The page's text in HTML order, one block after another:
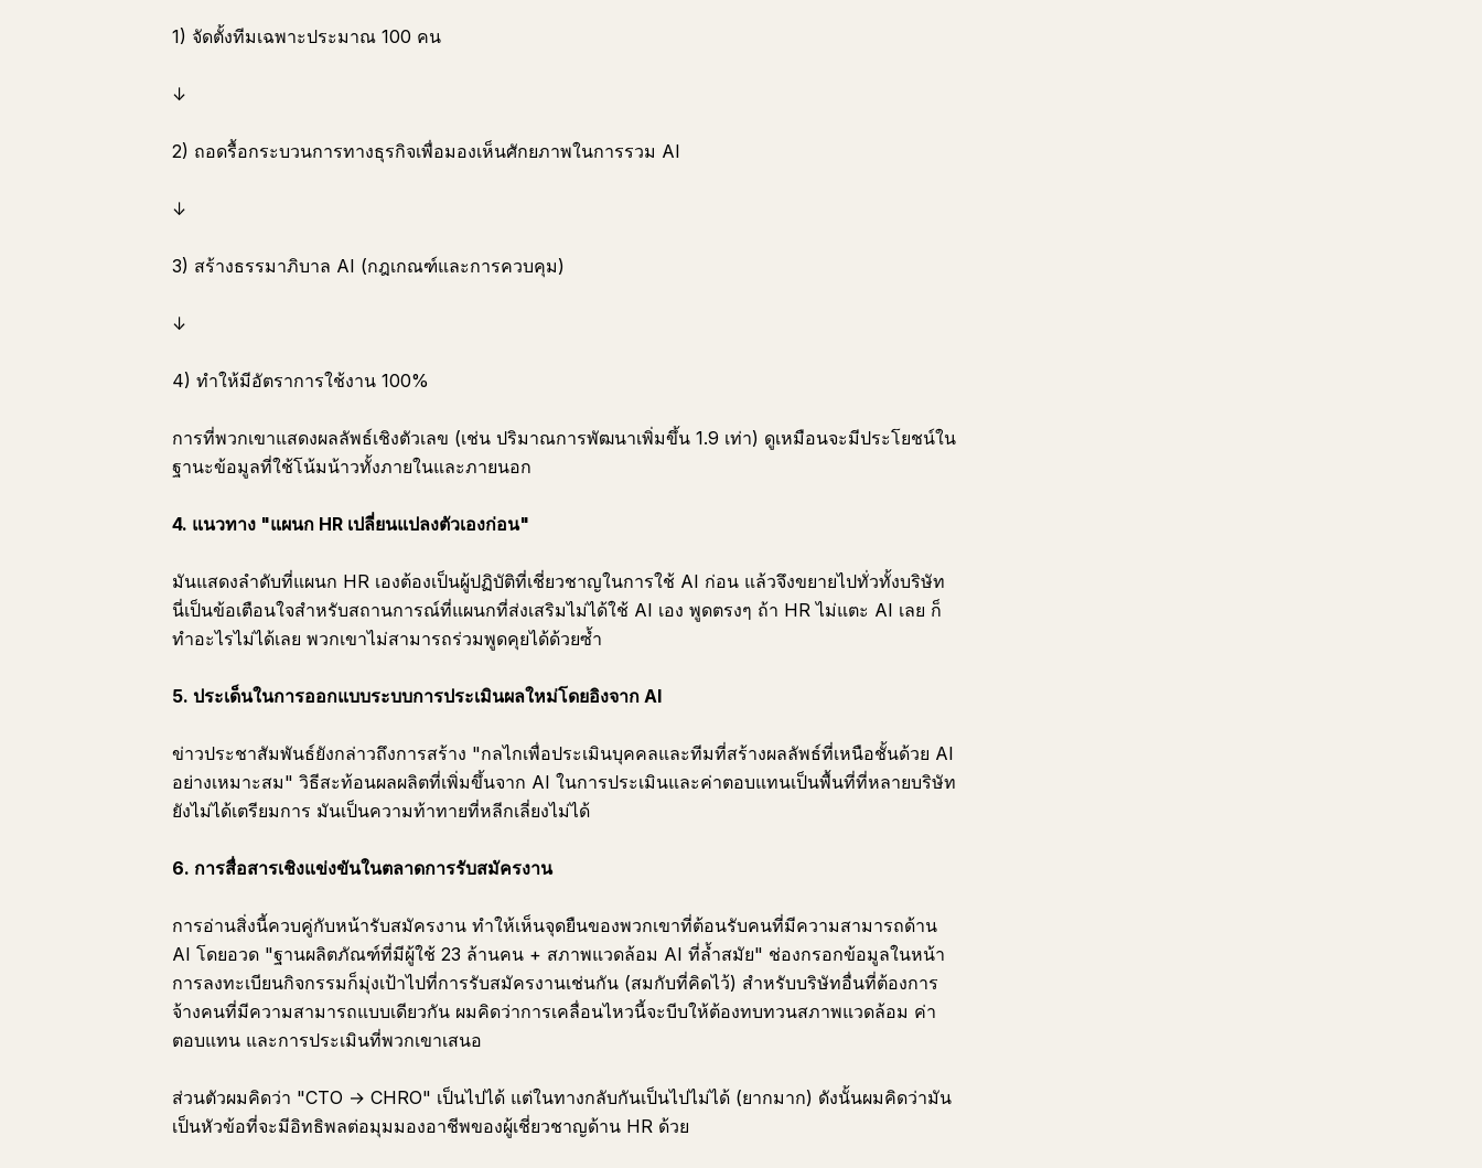
1) จัดตั้งทีมเฉพาะประมาณ 100 คน
↓
2) ถอดรื้อกระบวนการทางธุรกิจเพื่อมองเห็นศักยภาพในการรวม AI
↓
3) สร้างธรรมาภิบาล AI (กฎเกณฑ์และการควบคุม)
↓
4) ทำให้มีอัตราการใช้งาน 100%
การที่พวกเขาแสดงผลลัพธ์เชิงตัวเลข (เช่น ปริมาณการพัฒนาเพิ่มขึ้น 1.9 เท่า) ดูเหมือนจะมีประโยชน์ใน
ฐานะข้อมูลที่ใช้โน้มน้าวทั้งภายในและภายนอก
4. แนวทาง "แผนก HR เปลี่ยนแปลงตัวเองก่อน"
มันแสดงลำดับที่แผนก HR เองต้องเป็นผู้ปฏิบัติที่เชี่ยวชาญในการใช้ AI ก่อน แล้วจึงขยายไปทั่วทั้งบริษัท
นี่เป็นข้อเตือนใจสำหรับสถานการณ์ที่แผนกที่ส่งเสริมไม่ได้ใช้ AI เอง พูดตรงๆ ถ้า HR ไม่แตะ AI เลย ก็
ทำอะไรไม่ได้เลย พวกเขาไม่สามารถร่วมพูดคุยได้ด้วยซ้ำ
5. ประเด็นในการออกแบบระบบการประเมินผลใหม่โดยอิงจาก AI
ข่าวประชาสัมพันธ์ยังกล่าวถึงการสร้าง "กลไกเพื่อประเมินบุคคลและทีมที่สร้างผลลัพธ์ที่เหนือชั้นด้วย AI
อย่างเหมาะสม" วิธีสะท้อนผลผลิตที่เพิ่มขึ้นจาก AI ในการประเมินและค่าตอบแทนเป็นพื้นที่ที่หลายบริษัท
ยังไม่ได้เตรียมการ มันเป็นความท้าทายที่หลีกเลี่ยงไม่ได้
6. การสื่อสารเชิงแข่งขันในตลาดการรับสมัครงาน
การอ่านสิ่งนี้ควบคู่กับหน้ารับสมัครงาน ทำให้เห็นจุดยืนของพวกเขาที่ต้อนรับคนที่มีความสามารถด้าน
AI โดยอวด "ฐานผลิตภัณฑ์ที่มีผู้ใช้ 23 ล้านคน + สภาพแวดล้อม AI ที่ล้ำสมัย" ช่องกรอกข้อมูลในหน้า
การลงทะเบียนกิจกรรมก็มุ่งเป้าไปที่การรับสมัครงานเช่นกัน (สมกับที่คิดไว้) สำหรับบริษัทอื่นที่ต้องการ
จ้างคนที่มีความสามารถแบบเดียวกัน ผมคิดว่าการเคลื่อนไหวนี้จะบีบให้ต้องทบทวนสภาพแวดล้อม ค่า
ตอบแทน และการประเมินที่พวกเขาเสนอ
ส่วนตัวผมคิดว่า "CTO → CHRO" เป็นไปได้ แต่ในทางกลับกันเป็นไปไม่ได้ (ยากมาก) ดังนั้นผมคิดว่ามัน
เป็นหัวข้อที่จะมีอิทธิพลต่อมุมมองอาชีพของผู้เชี่ยวชาญด้าน HR ด้วย